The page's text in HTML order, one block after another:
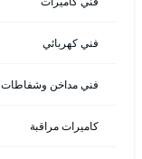
فني كهربائي
فني مداخن وشفاطات
كاميرات مراقبة